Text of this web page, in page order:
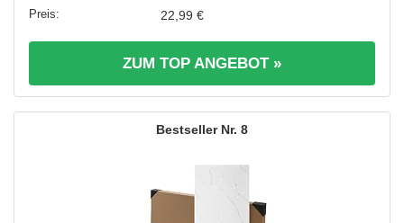
22,99 €
ZUM TOP ANGEBOT »
8